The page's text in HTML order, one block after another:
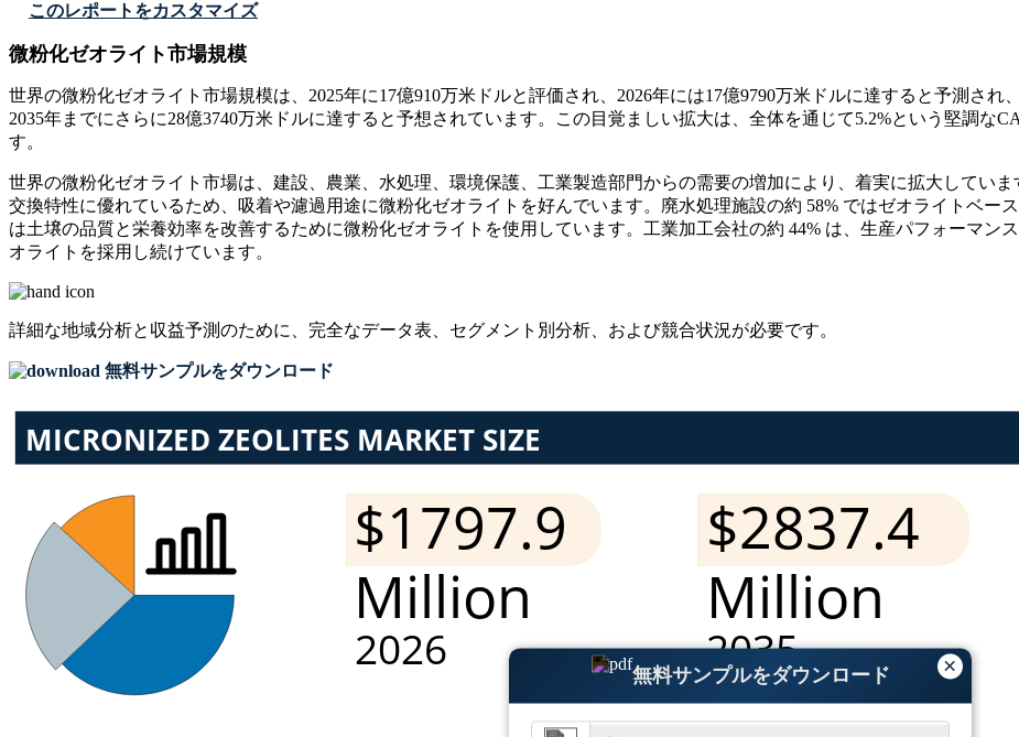
×
無料サンプルをダウンロード
このレポートをカスタマイズ
微粉化ゼオライト市場規模
世界の微粉化ゼオライト市場規模は、2025年に17億910万米ドルと評価され、2026年には17億9790万米ドルに達すると予測され
2035年までにさらに28億3740万米ドルに達すると予想されています。この目覚ましい拡大は、全体を通じて5.2%という堅調な
す。
世界の微粉化ゼオライト市場は、建設、農業、水処理、環境保護、工業製造部門からの需要の増加により、着実に拡大してい
交換特性に優れているため、吸着や濾過用途に微粉化ゼオライトを好んでいます。廃水処理施設の約 58% ではゼオライトベー
は土壌の品質と栄養効率を改善するために微粉化ゼオライトを使用しています。工業加工会社の約 44% は、生産パフォーマン
オライトを採用し続けています。
詳細な地域分析と収益予測のために、 完全なデータ表、セグメント別分析、および競合状況が必要です。
無料サンプルをダウンロード